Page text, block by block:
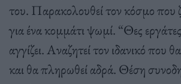
του. Παρακολουθεί τον κόσμο που
για ένα κομμάτι ψωμί. “Θες
αγγίζει. Αναζητεί τον ιδανικό που
και θα πληρωθεί αδρά. Θέση